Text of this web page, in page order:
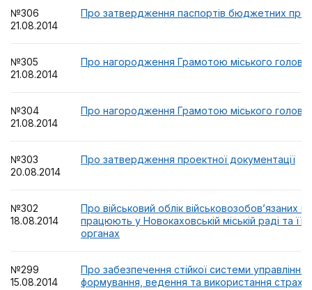
№306
21.08.2014
Про затвердження паспортів бюджетних
№305
21.08.2014
Про нагородження Грамотою міського голови
№304
21.08.2014
Про нагородження Грамотою міського голови
№303
20.08.2014
Про затвердження проектної документації
№302
18.08.2014
Про військовий облік військовозобов’язаних і
працюють у Новокаховській міській раді та її
органах
№299
15.08.2014
Про забезпечення стійкої системи
формування, ведення та використання